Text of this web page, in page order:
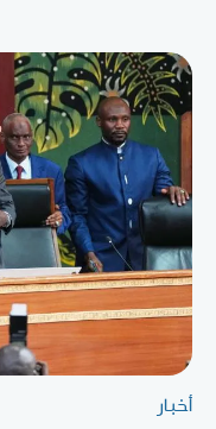
أخبار